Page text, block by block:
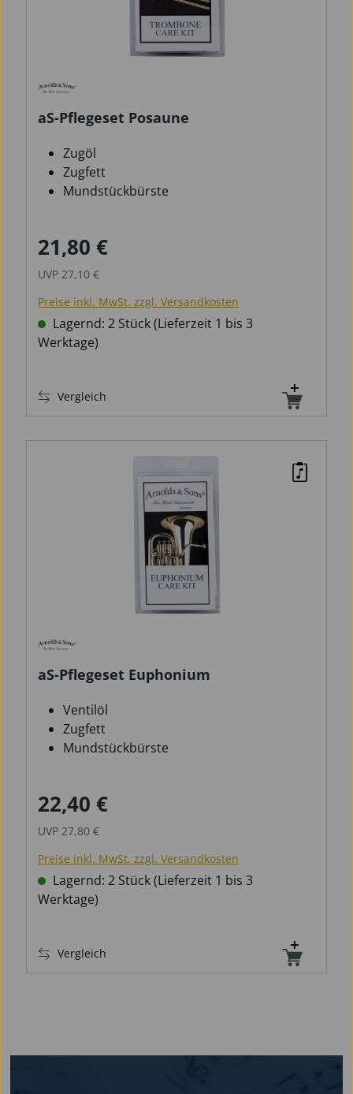
aS-Pflegeset Posaune
Zugöl
Zugfett
Mundstückbürste
Verkaufspreis:
21,80 €
UVP 27,10 €
Preise inkl. MwSt. zzgl. Versandkosten
Lagernd: 2 Stück (Lieferzeit 1 bis 3
Werktage)
Vergleich
aS-Pflegeset Euphonium
Ventilöl
Zugfett
Mundstückbürste
Verkaufspreis:
22,40 €
UVP 27,80 €
Preise inkl. MwSt. zzgl. Versandkosten
Lagernd: 2 Stück (Lieferzeit 1 bis 3
Werktage)
Vergleich